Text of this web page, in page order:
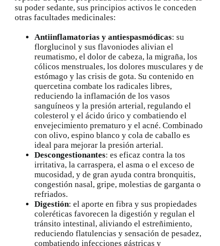
su poder sedante, sus principios activos le conceden
otras facultades medicinales:
Antiinflamatorias y antiespasmódicas: su
florglucinol y sus flavoniodes alivian el
reumatismo, el dolor de cabeza, la migraña, los
cólicos menstruales, los dolores musculares y de
estómago y las crisis de gota. Su contenido en
quercetina combate los radicales libres,
reduciendo la inflamación de los vasos
sanguíneos y la presión arterial, regulando el
colesterol y el ácido úrico y combatiendo el
envejecimiento prematuro y el acné. Combinado
con olivo, espino blanco y cola de caballo es
ideal para mejorar la presión arterial.
Descongestionantes: es eficaz contra la tos
irritativa, la carraspera, el asma o el exceso de
mucosidad, y de gran ayuda contra bronquitis,
congestión nasal, gripe, molestias de garganta o
refriados.
Digestión: el aporte en fibra y sus propiedades
coleréticas favorecen la digestión y regulan el
tránsito intestinal, aliviando el estreñimiento,
reduciendo flatulencias y sensación de pesadez,
combatiendo infecciones gástricas y